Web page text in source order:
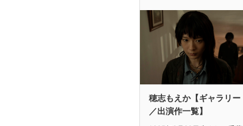
穂志もえか【ギャラリー
／出演作一覧】